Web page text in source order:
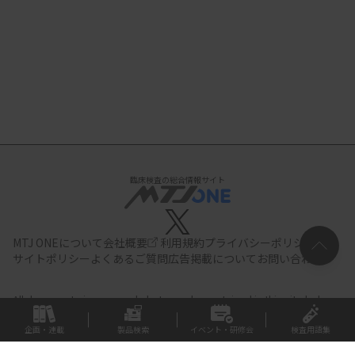
臨床検査の総合情報サイト
MTJ ONEについて会社概要 利用規約プライバシーポリシー
サイトポリシー よくあるご質問広告掲載について お問い合わせ
All documents,images and photographs contained in this site belong
to JIHO,Inc.
Use of these documents, images and photographs is
strictly prohibited.Copyright (C) JIHO,Inc.
企画・連載 製品検索 イベント・研修会 検査用語集